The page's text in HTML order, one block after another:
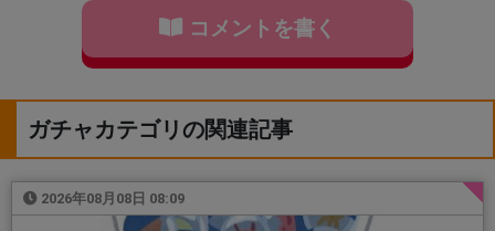
コメントを書く
ガチャカテゴリの関連記事
2026年08月08日 08:09